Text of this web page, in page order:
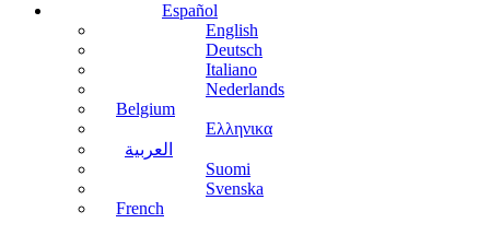
Español
English
Deutsch
Italiano
Nederlands
Belgium
Ελληνικα
العربية
Suomi
Svenska
French